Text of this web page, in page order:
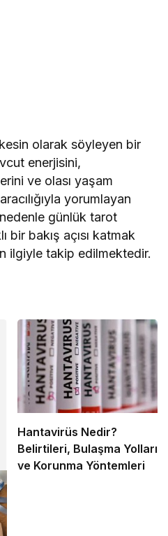
olarak söyleyen bir
enerjisini,
ve olası yaşam
yorumlayan
günlük tarot
bir bakış açısı katmak
ilgiyle takip edilmektedir.
Hantavirüs Nedir?
Belirtileri, Bulaşma Yolları
ve Korunma Yöntemleri